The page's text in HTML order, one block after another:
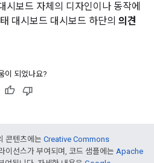
보드 자체의 디자인이나 동작에
대시보드 대시보드 하단의 의견
이 되었나요?
콘텐츠에는 Creative Commons
이선스가 부여되며, 코드 샘플에는 Apache